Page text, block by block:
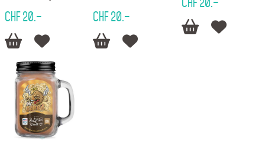
CHF 20.–
 
CHF 20.–
 
 